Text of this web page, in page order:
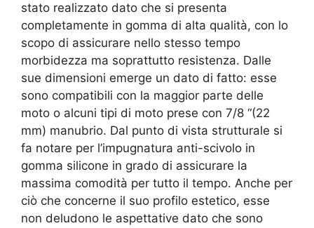
stato realizzato dato che si presenta
completamente in gomma di alta qualità, con lo
scopo di assicurare nello stesso tempo
morbidezza ma soprattutto resistenza. Dalle
sue dimensioni emerge un dato di fatto: esse
sono compatibili con la maggior parte delle
moto o alcuni tipi di moto prese con 7/8 “(22
mm) manubrio. Dal punto di vista strutturale si
fa notare per l’impugnatura anti-scivolo in
gomma silicone in grado di assicurare la
massima comodità per tutto il tempo. Anche per
ciò che concerne il suo profilo estetico, esse
non deludono le aspettative dato che sono